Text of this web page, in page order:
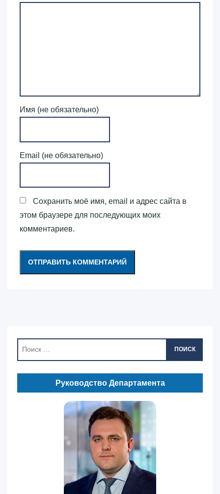
Имя (не обязательно)
Email (не обязательно)
Сохранить моё имя, email и адрес сайта в
этом браузере для последующих моих
комментариев.
ПОИСК
Руководство Департамента